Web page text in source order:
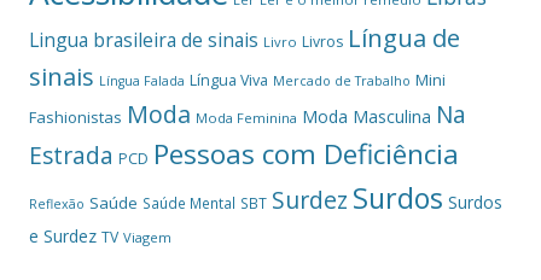
Lingua brasileira de sinais Livro Livros Língua de
sinais Língua Falada Língua Viva Mercado de Trabalho Mini
Fashionistas Moda Moda Feminina Moda Masculina Na
Estrada PCD Pessoas com Deficiência
Reflexão Saúde Saúde Mental SBT Surdez Surdos Surdos
e Surdez TV Viagem